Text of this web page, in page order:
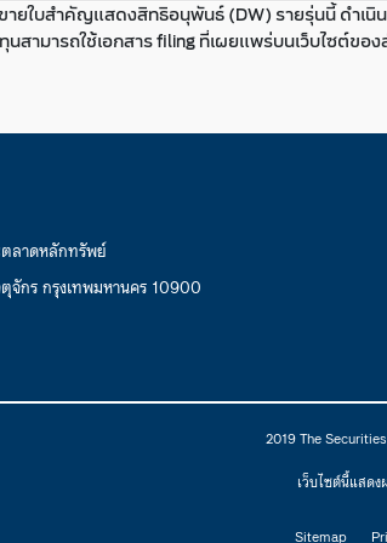
ยใบสำคัญแสดงสิทธิอนุพันธ์ (DW) รายรุ่นนี้ ดำเนิ
สามารถใช้เอกสาร filing ที่เผยแพร่บนเว็บไซต์ขอ
ลาดหลักทรัพย์
จักร กรุงเทพมหานคร 10900
2019 The
เว็บไซต์นี้แสด
Sitemap